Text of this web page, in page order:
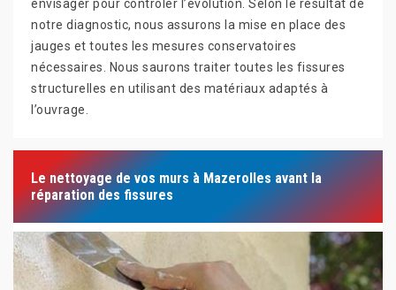
envisager pour contrôler l’évolution. Selon le résultat de
notre diagnostic, nous assurons la mise en place des
jauges et toutes les mesures conservatoires
nécessaires. Nous saurons traiter toutes les fissures
structurelles en utilisant des matériaux adaptés à
l’ouvrage.
Le nettoyage de vos murs à Mazerolles avant la
réparation des fissures